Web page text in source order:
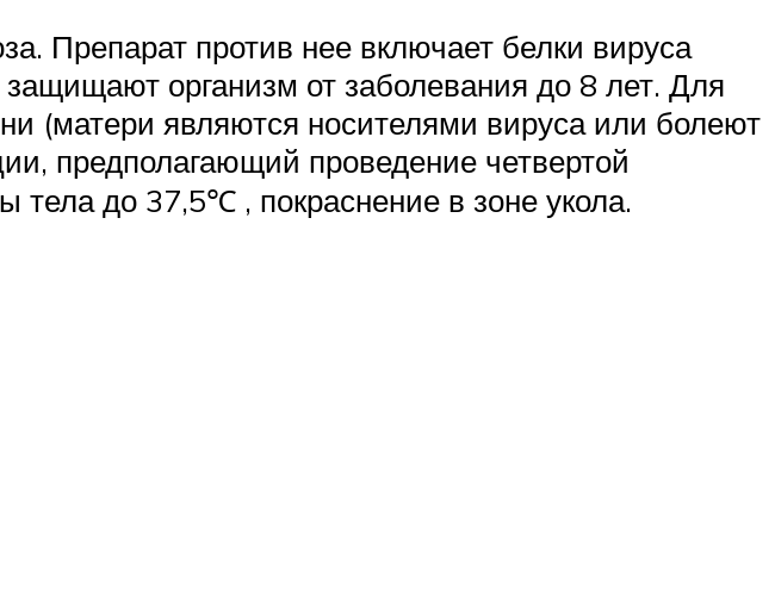
Препарат против нее включает белки вируса
организм от заболевания до 8 лет. Для
(матери являются носителями вируса или болеют
предполагающий проведение четвертой
до 37,5℃ , покраснение в зоне укола.